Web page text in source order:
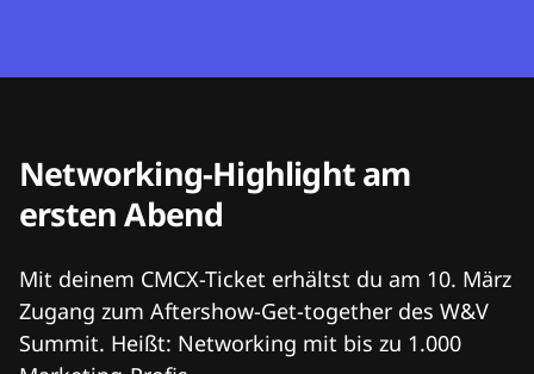
Networking-Highlight am
ersten Abend
Mit deinem CMCX-Ticket erhältst du am 10. März
Zugang zum Aftershow-Get-together des W&V
Summit. Heißt: Networking mit bis zu 1.000